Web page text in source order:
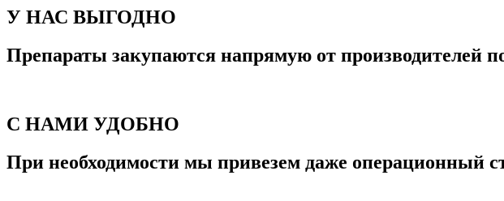
У НАС ВЫГОДНО
Препараты закупаются напрямую от производителей
С НАМИ УДОБНО
При необходимости мы привезем даже операционный